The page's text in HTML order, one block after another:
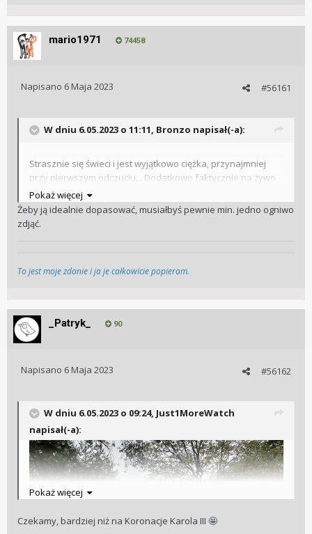
mario1971 74458
#56161
Napisano 6 Maja 2023
W dniu 6.05.2023 o 11:11, Bronzo napisał(-a):
Strasznie się świeci i jest wyjątkowo ciężka, przynajmniej
przy pierwszym odczuciu... Dodatkowo faktycznie na żywo
jest mała a przez to za dużo dzieje się na tarczy. Może biała
broni się bardziej niż czarna.
Pokaż więcej
Żeby ją idealnie dopasować, musiałbyś pewnie min. jedno ogniwo
zdjąć.
To jest moje zdanie i ja je całkowicie popieram.
_Patryk_ 90
#56162
Napisano 6 Maja 2023
W dniu 6.05.2023 o 09:24, Just1MoreWatch
napisał(-a):
Pokaż więcej
Czekamy, bardziej niż na Koronacje Karola III 🤩